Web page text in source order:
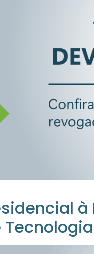
Tecnologia